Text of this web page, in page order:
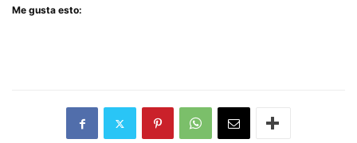
Me gusta esto: